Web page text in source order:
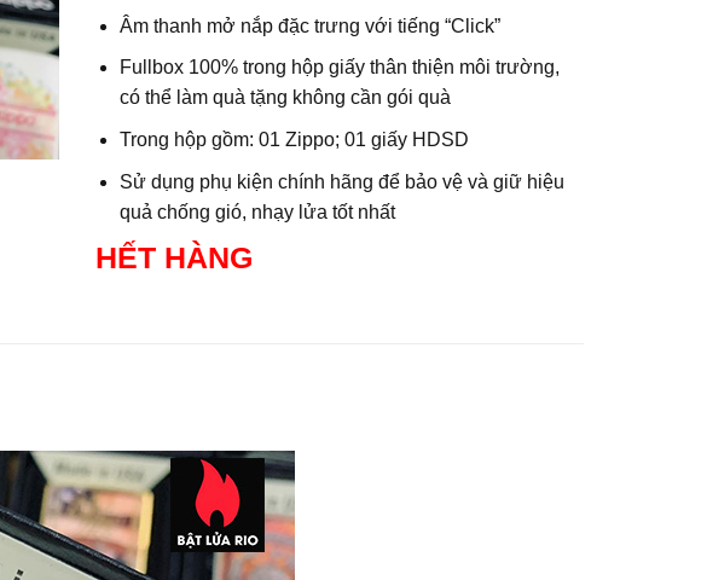
Âm thanh mở nắp đặc trưng với tiếng “Click”
Fullbox 100% trong hộp giấy thân thiện môi trường,
có thể làm quà tặng không cần gói quà
Trong hộp gồm: 01 Zippo; 01 giấy HDSD
Sử dụng phụ kiện chính hãng để bảo vệ và giữ hiệu
quả chống gió, nhạy lửa tốt nhất
HẾT HÀNG